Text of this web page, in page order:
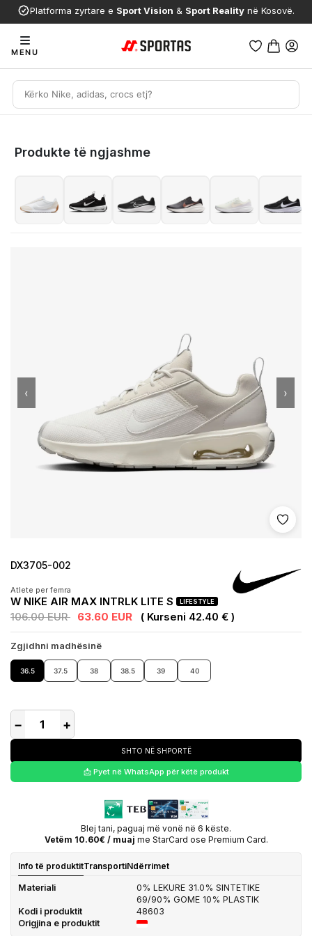
Platforma zyrtare e Sport Vision & Sport Reality në Kosovë.
MENU
Produkte të ngjashme
Shto
‹ ›
DX3705-002
Atlete per femra
W NIKE AIR MAX INTRLK LITE S LIFESTYLE
106.00 EUR 63.60 EUR ( Kurseni 42.40 € )
Zgjidhni madhësinë
36.5 37.5 38 38.5 39 40
− +
SHTO NË SHPORTË
📩 Pyet në WhatsApp për këtë produkt
Blej tani, paguaj më vonë në 6 këste.
Vetëm 10.60€ / muaj me StarCard ose Premium Card.
Info të produktitTransportiNdërrimet
Materiali
0% LEKURE 31.0% SINTETIKE
69/90% GOME 10% PLASTIK
Kodi i produktit
48603
Origjina e produktit